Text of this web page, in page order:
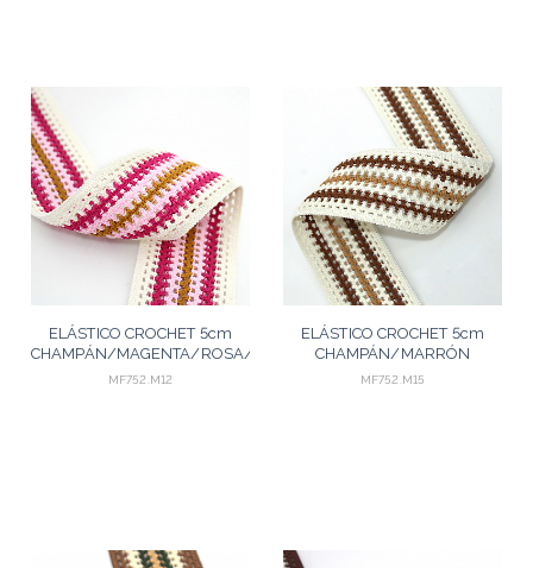
ELÁSTICO CROCHET 5cm
CHAMPÁN/MAGENTA/ROSA/MOSTAZA
25m
MF752.M12
ELÁSTICO CROCHET 5cm
CHAMPÁN/MARRÓN
MEDIO/BEGE 25m
MF752.M15